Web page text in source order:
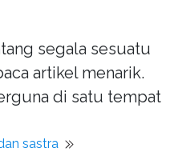
segala sesuatu
artikel menarik.
di satu tempat
sastra